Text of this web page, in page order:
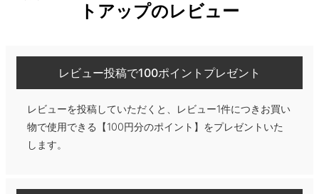
トアップのレビュー
レビュー投稿で100ポイントプレゼント
レビューを投稿していただくと、レビュー1件につきお買い
物で使用できる【100円分のポイント】をプレゼントいた
します。